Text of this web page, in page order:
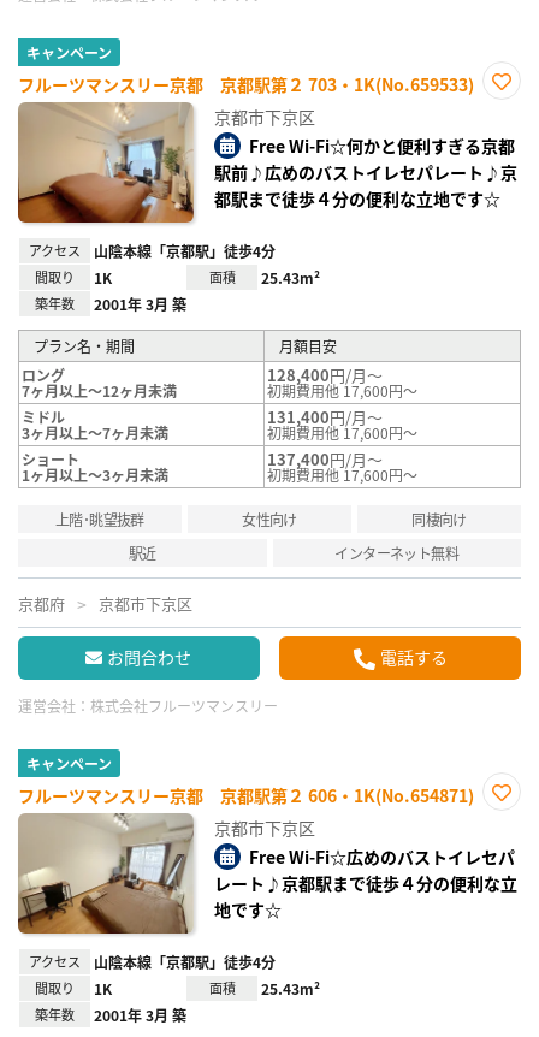
キャンペーン
フルーツマンスリー京都 京都駅第２ 703・1K(No.659533)
り登
録
京都市下京区
Free Wi-Fi☆何かと便利すぎる京都
駅前♪広めのバストイレセパレート♪京
都駅まで徒歩４分の便利な立地です☆
アクセス 山陰本線「京都駅」徒歩4分
間取り 1K 面積 25.43m²
築年数 2001年 3月 築
プラン名・期間
月額目安
ロング
7ヶ月以上～12ヶ月未満
128,400円/月～
初期費用他 17,600円～
ミドル
3ヶ月以上～7ヶ月未満
131,400円/月～
初期費用他 17,600円～
ショート
1ヶ月以上～3ヶ月未満
137,400円/月～
初期費用他 17,600円～
上階･眺望抜群 女性向け
同棲向け
駅近
インターネット無料
京都府 京都市下京区
お問合わせ 電話する
運営会社： 株式会社フルーツマンスリー
キャンペーン
フルーツマンスリー京都 京都駅第２ 606・1K(No.654871)
り登
録
京都市下京区
Free Wi-Fi☆広めのバストイレセパ
レート♪京都駅まで徒歩４分の便利な立
地です☆
アクセス 山陰本線「京都駅」徒歩4分
間取り 1K 面積 25.43m²
築年数 2001年 3月 築